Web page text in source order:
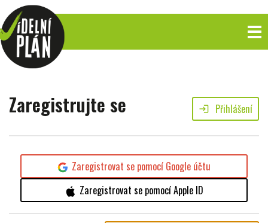
Zaregistrujte se login Přihlášení
Zaregistrovat se pomocí Google účtu
Zaregistrovat se pomocí Apple ID